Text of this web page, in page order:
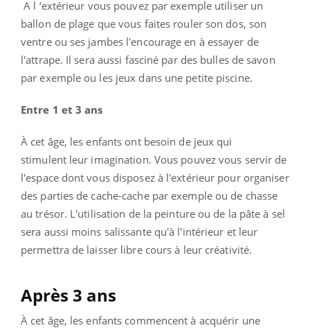
A l ‘extérieur vous pouvez par exemple utiliser un
ballon de plage que vous faites rouler son dos, son
ventre ou ses jambes l'encourage en à essayer de
l'attrape. Il sera aussi fasciné par des bulles de savon
par exemple ou les jeux dans une petite piscine.
Entre 1 et 3 ans
À cet âge, les enfants ont besoin de jeux qui
stimulent leur imagination. Vous pouvez vous servir de
l'espace dont vous disposez à l'extérieur pour organiser
des parties de cache-cache par exemple ou de chasse
au trésor. L'utilisation de la peinture ou de la pâte à sel
sera aussi moins salissante qu'à l'intérieur et leur
permettra de laisser libre cours à leur créativité.
Après 3 ans
À cet âge, les enfants commencent à acquérir une